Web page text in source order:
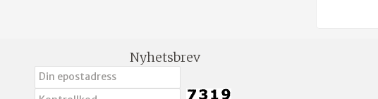
Nyhetsbrev